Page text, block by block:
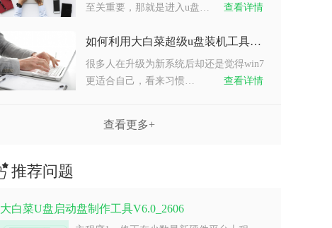
至关重要，那就是进入u盘…
查看详情
如何利用大白菜超级u盘装机工具重装系统win7？
很多人在升级为新系统后却还是觉得win7
更适合自己，看来习惯…
查看详情
查看更多+
推荐问题
大白菜U盘启动盘制作工具V6.0_2606